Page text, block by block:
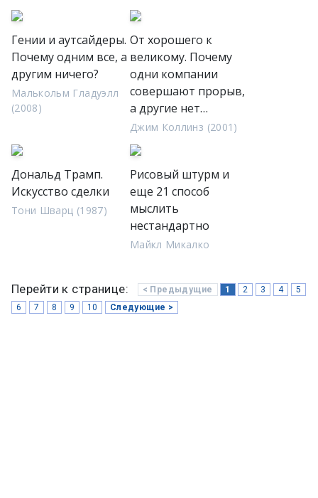
Гении и аутсайдеры.
Почему одним все, а
другим ничего?
Малькольм Гладуэлл
(2008)
От хорошего к
великому. Почему
одни компании
совершают прорыв,
а другие нет…
Джим Коллинз (2001)
Дональд Трамп.
Искусство сделки
Тони Шварц (1987)
Рисовый штурм и
еще 21 способ
мыслить
нестандартно
Майкл Микалко
Перейти к странице: < Предыдущие 1 2 3 4
5
6
7 8 9 10 Следующие >